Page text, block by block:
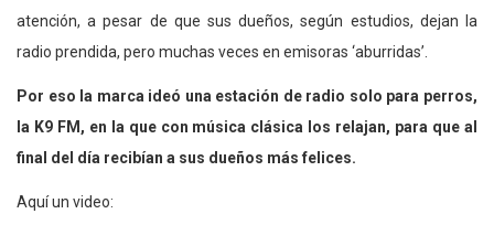
atención, a pesar de que sus dueños, según estudios, dejan la
radio prendida, pero muchas veces en emisoras ‘aburridas’.
Por eso la marca ideó una estación de radio solo para perros,
la K9 FM, en la que con música clásica los relajan, para que al
final del día recibían a sus dueños más felices.
Aquí un video: